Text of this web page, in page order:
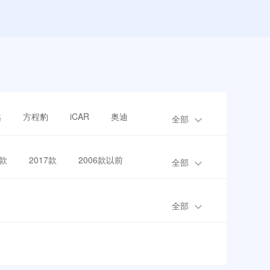
方程豹 iCAR 奥迪 全部
2017款 2006款以前 全部
全部